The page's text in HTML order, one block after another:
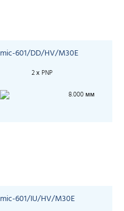
mic-601/DD/HV/M30E
2 х PNP
8.000 мм
mic-601/IU/HV/M30E